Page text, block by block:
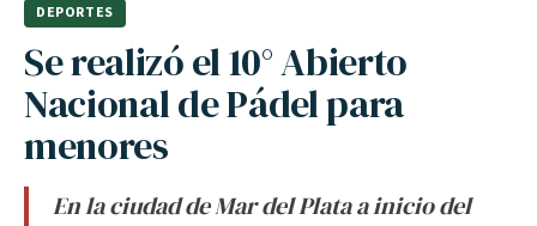
DEPORTES
Se realizó el 10° Abierto
Nacional de Pádel para
menores
En la ciudad de Mar del Plata a inicio del